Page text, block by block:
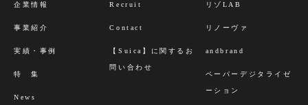
企業情報
事業紹介
実績・事例
特 集
News
Recruit
Contact
【Suica】に関するお
問い合わせ
リゾLAB
リノーヴァ
andbrand
ペーパーデジタライゼ
ーション